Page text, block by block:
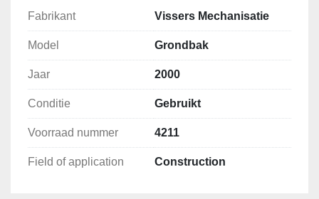
Model Grondbak
Jaar 2000
Conditie Gebruikt
Voorraad nummer 4211
Field of application Construction